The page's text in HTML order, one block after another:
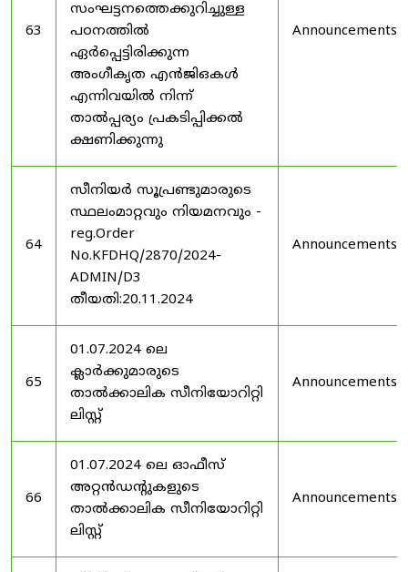
63
സംഘട്ടനത്തെക്കുറിച്ചുള്ള
പഠനത്തിൽ
ഏർപ്പെട്ടിരിക്കുന്ന
അംഗീകൃത എൻജിഒകൾ
എന്നിവയിൽ നിന്ന്
താൽപ്പര്യം പ്രകടിപ്പിക്കൽ
ക്ഷണിക്കുന്നു
Announcements
64
സീനിയർ സൂപ്രണ്ടുമാരുടെ
സ്ഥലംമാറ്റവും നിയമനവും -
reg.Order
No.KFDHQ/2870/2024-
ADMIN/D3
തീയതി:20.11.2024
Announcements
65
01.07.2024 ലെ
ക്ലാർക്കുമാരുടെ
താൽക്കാലിക സീനിയോറിറ്റി
ലിസ്റ്റ്
Announcements
66
01.07.2024 ലെ ഓഫീസ്
അറ്റൻഡൻ്റുകളുടെ
താൽക്കാലിക സീനിയോറിറ്റി
ലിസ്റ്റ്
Announcements